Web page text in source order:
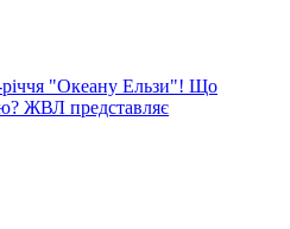
річчя "Океану Ельзи"! Що
ЖВЛ представляє